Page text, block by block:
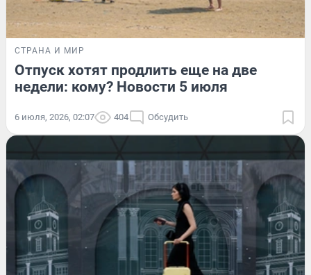
СТРАНА И МИР
Отпуск хотят продлить еще на две
недели: кому? Новости 5 июля
6 июля, 2026, 02:07 404 Обсудить